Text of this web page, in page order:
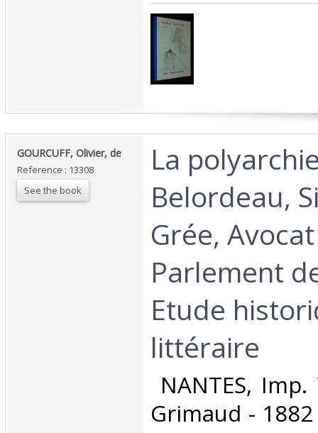
‎GOURCUFF, Olivier, de‎
Reference : 13308
See the book
‎La
Belordeau,
Grée,
Parlement
Etude
littéraire‎
NANTES,
Grimaud -